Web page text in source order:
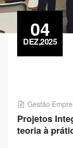
04
DEZ,2025
Gestão
Projetos
teoria à